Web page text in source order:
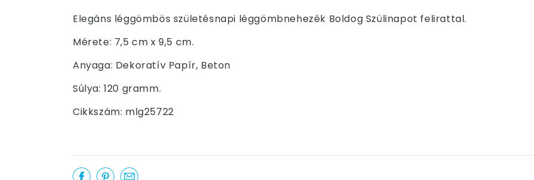
Elegáns léggömbös születésnapi léggömbnehezék Boldog Szülinapot felirattal.
Mérete: 7,5 cm x 9,5 cm.
Anyaga: Dekoratív Papír, Beton
Súlya: 120 gramm.
Cikkszám: mlg25722